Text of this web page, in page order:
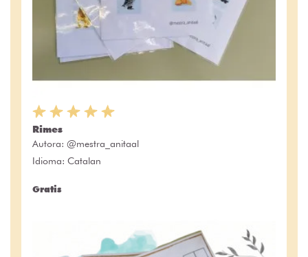
Rimes
Autora: @mestra_anitaal
Idioma: Catalan
Gratis